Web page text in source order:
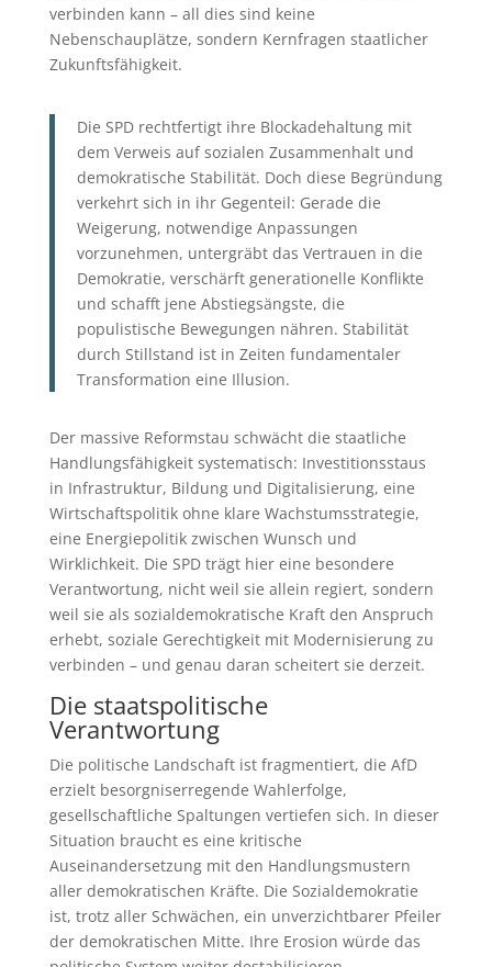
verbinden kann – all dies sind keine
Nebenschauplätze, sondern Kernfragen staatlicher
Zukunftsfähigkeit.
Die SPD rechtfertigt ihre Blockadehaltung mit
dem Verweis auf sozialen Zusammenhalt und
demokratische Stabilität. Doch diese Begründung
verkehrt sich in ihr Gegenteil: Gerade die
Weigerung, notwendige Anpassungen
vorzunehmen, untergräbt das Vertrauen in die
Demokratie, verschärft generationelle Konflikte
und schafft jene Abstiegsängste, die
populistische Bewegungen nähren. Stabilität
durch Stillstand ist in Zeiten fundamentaler
Transformation eine Illusion.
Der massive Reformstau schwächt die staatliche
Handlungsfähigkeit systematisch: Investitionsstaus
in Infrastruktur, Bildung und Digitalisierung, eine
Wirtschaftspolitik ohne klare Wachstumsstrategie,
eine Energiepolitik zwischen Wunsch und
Wirklichkeit. Die SPD trägt hier eine besondere
Verantwortung, nicht weil sie allein regiert, sondern
weil sie als sozialdemokratische Kraft den Anspruch
erhebt, soziale Gerechtigkeit mit Modernisierung zu
verbinden – und genau daran scheitert sie derzeit.
Die staatspolitische
Verantwortung
Die politische Landschaft ist fragmentiert, die AfD
erzielt besorgniserregende Wahlerfolge,
gesellschaftliche Spaltungen vertiefen sich. In dieser
Situation braucht es eine kritische
Auseinandersetzung mit den Handlungsmustern
aller demokratischen Kräfte. Die Sozialdemokratie
ist, trotz aller Schwächen, ein unverzichtbarer Pfeiler
der demokratischen Mitte. Ihre Erosion würde das